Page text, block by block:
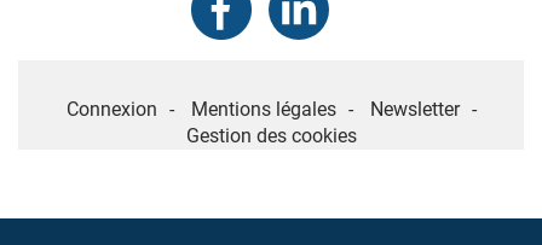
MENUConnexion Mentions légales
Newsletter
Gestion des cookies